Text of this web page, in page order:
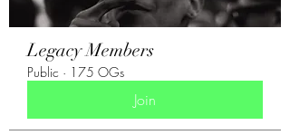
Legacy Members
Public · 175 OGs
Join